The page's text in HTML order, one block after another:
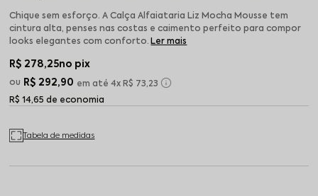
Chique sem esforço. A Calça Alfaiataria Liz Mocha Mousse tem
cintura alta, penses nas costas e caimento perfeito para compor
looks elegantes com conforto. Ler mais
R$ 278,25no pix
R$ 292,90
4x R$ 73,23
R$ 14,65 de economia
Tabela de medidas